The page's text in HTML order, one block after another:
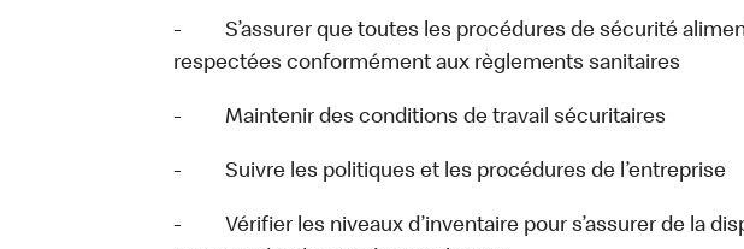
- S’assurer que toutes les procédures de sécurité
respectées conformément aux règlements sanitaires
- Maintenir des conditions de travail sécuritaires
- Suivre les politiques et les procédures de l’entreprise
- Vérifier les niveaux d’inventaire pour s’assurer de la